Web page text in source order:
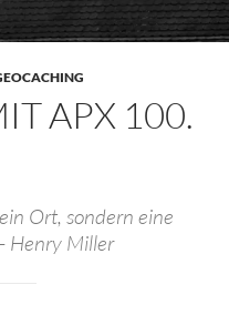
APX 100.
Ort, sondern eine
Henry Miller